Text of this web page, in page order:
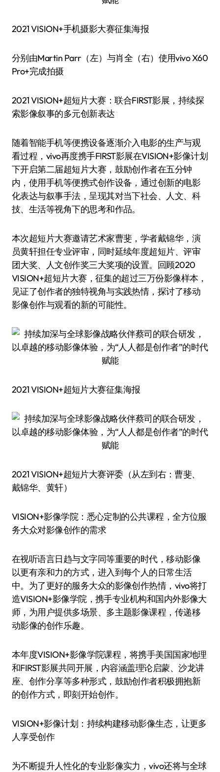
2021 VISION+手机摄影大赛征集海报
分别由Martin Parr（左）与肖全（右）使用vivo X60
Pro+完成拍摄
2021 VISION+超短片大赛：联合FIRST影展，持续探
索影像叙事的多元创新表达
随着智能手机等便携设备逐渐介入电影的生产与观
看过程，vivo再度携手FIRST影展在VISION+影像计划
下开启第二届超短片大赛，鼓励创作者在五分钟
内，使用手机等便携式创作设备，通过创新的电影
化表达与叙事手法，呈现其对当下社会、人文、科
技、生活等视角下的思考和作品。
本次超短片大赛邀请艺术家曹斐，学者戴锦华，演
员黄轩担任专业评审，同时延续年度超短片、评审
团大奖、人文创作奖三大奖项的设置。回顾2020
VISION+超短片大赛，征集的超过三万份影像样本，
见证了创作者的独特视角与实践热情，探讨了移动
影像创作与观看的新的可能性。
2021 VISION+超短片大赛征集海报
2021 VISION+超短片大赛评委（从左到右：曹斐、
戴锦华、黄轩）
VISION+影像学院：悉心定制的公共课程，全方位服
务大众对影像创作的需求
在视听语言日趋与文字同等重要的时代，移动影像
以更有亲和力的方式，进入到每个人的日常生活
中。为了更好的服务大众的影像创作热情，vivo将打
造VISION+影像学院，携手专业机构和国内外影像大
师，为用户提供多场景、多主题影像课程，传递移
动影像的创作乐趣。
本年度VISION+影像学院课程，将携手美国国家地理
和FIRST影展共同开展，内容涵盖理论启蒙、沙龙讲
座、创作分享等多种形式，鼓励创作者积极拥抱新
的创作方式，即刻开始创作。
VISION+影像计划：持续构建移动影像生态，让更多
人享受创作
为不断提升人性化的专业影像实力，vivo还将与全球